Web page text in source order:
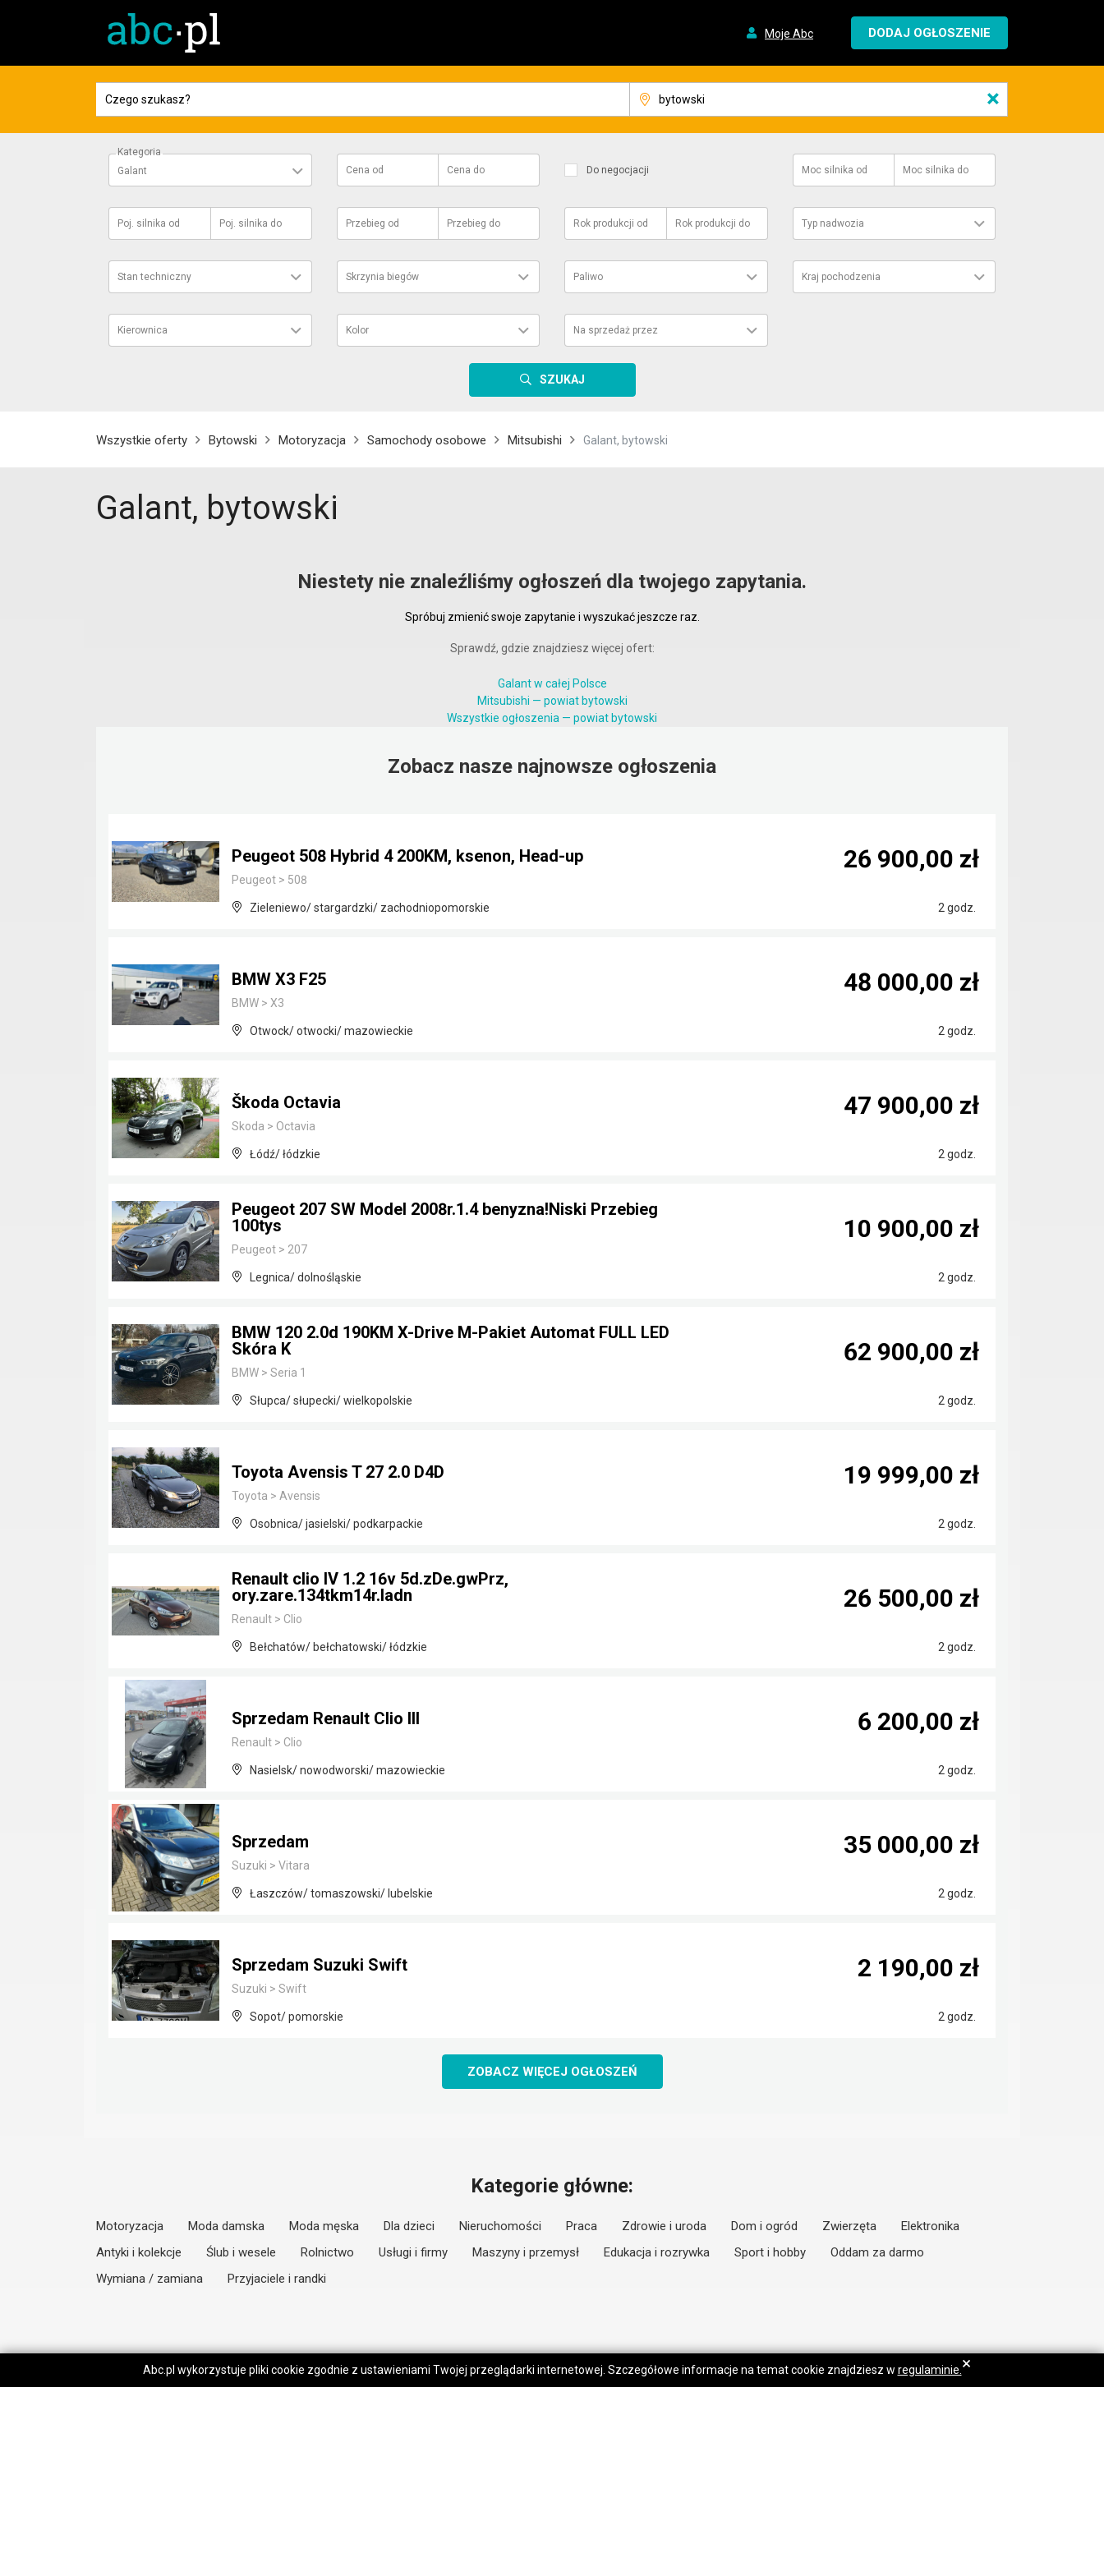
Moje Abc DODAJ OGŁOSZENIE
×
Kategoria
Galant
Cena od Cena do Do negocjacji Moc silnika od Moc silnika do
Poj. silnika od Poj. silnika do Przebieg od Przebieg do Rok produkcji od Rok produkcji do Typ nadwozia
Stan techniczny Skrzynia biegów Paliwo Kraj pochodzenia
Kierownica Kolor Na sprzedaż przez
SZUKAJ
Wszystkie oferty Bytowski Motoryzacja Samochody osobowe Mitsubishi Galant, bytowski
Galant, bytowski
Niestety nie znaleźliśmy ogłoszeń dla twojego zapytania.
Spróbuj zmienić swoje zapytanie i wyszukać jeszcze raz.
Sprawdź, gdzie znajdziesz więcej ofert:
Galant w całej Polsce
Mitsubishi — powiat bytowski
Wszystkie ogłoszenia — powiat bytowski
Zobacz nasze najnowsze ogłoszenia
Peugeot 508 Hybrid 4 200KM, ksenon, Head-up
Peugeot > 508
Zieleniewo/ stargardzki/ zachodniopomorskie 2 godz.
26 900,00 zł
BMW X3 F25
BMW > X3
Otwock/ otwocki/ mazowieckie 2 godz.
48 000,00 zł
Škoda Octavia
Skoda > Octavia
Łódź/ łódzkie 2 godz.
47 900,00 zł
Peugeot 207 SW Model 2008r.1.4 benyzna!Niski Przebieg
100tys
Peugeot > 207
Legnica/ dolnośląskie 2 godz.
10 900,00 zł
BMW 120 2.0d 190KM X-Drive M-Pakiet Automat FULL LED
Skóra K
BMW > Seria 1
Słupca/ słupecki/ wielkopolskie 2 godz.
62 900,00 zł
Toyota Avensis T 27 2.0 D4D
Toyota > Avensis
Osobnica/ jasielski/ podkarpackie 2 godz.
19 999,00 zł
Renault clio IV 1.2 16v 5d.zDe.gwPrz,
ory.zare.134tkm14r.ladn
Renault > Clio
Bełchatów/ bełchatowski/ łódzkie 2 godz.
26 500,00 zł
Sprzedam Renault Clio III
Renault > Clio
Nasielsk/ nowodworski/ mazowieckie 2 godz.
6 200,00 zł
Sprzedam
Suzuki > Vitara
Łaszczów/ tomaszowski/ lubelskie 2 godz.
35 000,00 zł
Sprzedam Suzuki Swift
Suzuki > Swift
Sopot/ pomorskie 2 godz.
2 190,00 zł
ZOBACZ WIĘCEJ OGŁOSZEŃ
Kategorie główne:
Motoryzacja Moda damska Moda męska Dla dzieci Nieruchomości Praca Zdrowie i uroda Dom i ogród Zwierzęta
Elektronika
Antyki i kolekcje
Ślub i wesele Rolnictwo Usługi i firmy Maszyny i przemysł Edukacja i rozrywka Sport i hobby
Oddam za darmo
Wymiana / zamiana
Przyjaciele i randki
Abc.pl wykorzystuje pliki cookie zgodnie z ustawieniami Twojej przeglądarki internetowej. Szczegółowe informacje na temat cookie znajdziesz w regulaminie. ×